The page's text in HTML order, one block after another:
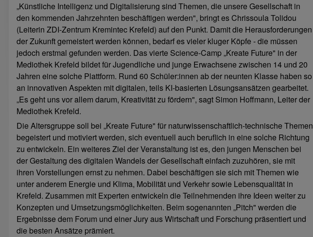
„Künstliche Intelligenz und Digitalisierung sind Themen, die unsere Gesellschaft in
den kommenden Jahrzehnten beschäftigen werden", bringt es Chrissoula Tolidou
(Leiterin ZDI-Zentrum Kremintec Krefeld) auf den Punkt. Damit die Herausforderungen
der Zukunft gemeistert werden können, bedarf es vieler kluger Köpfe - die müssen
jedoch erstmal gefunden werden. Das vierte Science-Camp „Kreate Future" in der
Mediothek Krefeld bildet für Jugendliche und junge Erwachsene zwischen 14 und 20
Jahren eine solche Plattform. Rund 60 Schüler:innen ab der neunten Klasse haben so
an innovativen Aspekten mit digitalen, teils KI-basierten Lösungsansätzen gearbeitet.
„Es geht uns vor allem darum, Kreativität zu fördern", sagt Simon Hoffmann, Leiter der
Mediothek Krefeld.
Die Altersgruppe soll bei „Kreate Future" für naturwissenschaftlich-technische Themen
begeistert und motiviert werden, sich eventuell auch beruflich in eine solche Richtung
zu entwickeln. Ein weiteres Ziel der Veranstaltung ist es, den jungen Menschen bei
der Gestaltung des digitalen Wandels der Gesellschaft einfach zuzuhören, sie mit
ihren Vorstellungen ernst zu nehmen. Dabei beschäftigen sie sich mit Themen wie
unter anderem Energie und Klima, Mobilität und Verkehr sowie Lebensqualität in
Krefeld. Zusammen mit Experten entwickeln die Teilnehmenden ihre Ideen weiter zu
Konzepten und Umsetzungsmöglichkeiten. Beim sogenannten „Pitch" werden die
Ergebnisse dem Forum und einer Jury aus Wirtschaft und Forschung präsentiert und
die besten Ansätze prämiert.